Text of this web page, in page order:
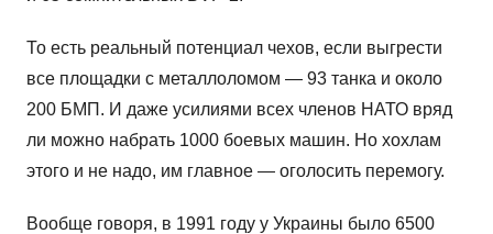
То есть реальный потенциал чехов, если выгрести
все площадки с металлоломом — 93 танка и около
200 БМП. И даже усилиями всех членов НАТО вряд
ли можно набрать 1000 боевых машин. Но хохлам
этого и не надо, им главное — оголосить перемогу.
Вообще говоря, в 1991 году у Украины было 6500